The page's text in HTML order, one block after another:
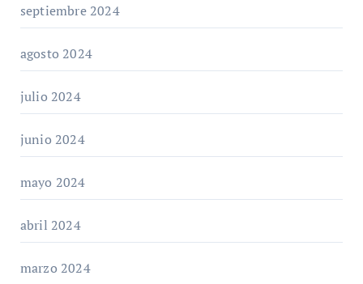
septiembre 2024
agosto 2024
julio 2024
junio 2024
mayo 2024
abril 2024
marzo 2024